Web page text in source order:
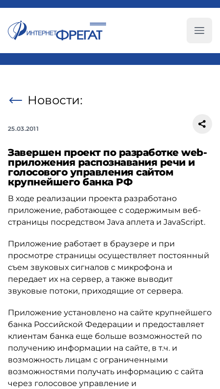
Новости:
25.03.2011
Завершен проект по разработке web-
приложения распознавания речи и
голосового управления сайтом
крупнейшего банка РФ
В ходе реализации проекта разработано
приложение, работающее с содержимым веб-
страницы посредством Java аплета и JavaScript.
Приложение работает в браузере и при
просмотре страницы осуществляет постоянный
съем звуковых сигналов с микрофона и
передает их на сервер, а также выводит
звуковые потоки, приходящие от сервера.
Приложение установлено на сайте крупнейшего
банка Российской Федерации и предоставляет
клиентам банка еще больше возможностей по
получению информации на сайте, в т.ч. и
возможность лицам с ограниченными
возможностями получать информацию с сайта
через голосовое управление и